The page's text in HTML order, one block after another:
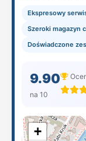
Ekspresowy
Szeroki magazyn
Doświadczone
9.90
na 10
+